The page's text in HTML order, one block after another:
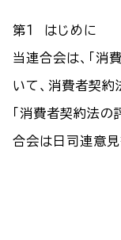
第１ はじめに
当連合会は、「消
いて、消費者契
「消費者契約法
合会は日司連意見